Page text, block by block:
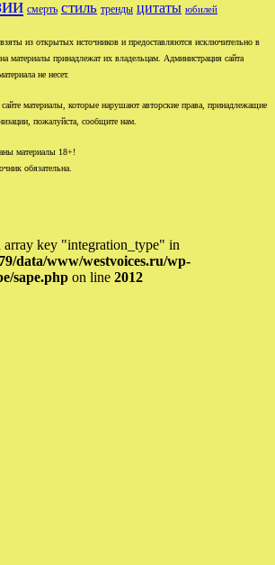
смерть стиль тренды цитаты юбилей
из открытых источников и предоставляются исключительно в
материалы принадлежат их владельцам. Администрация сайта
не несет.
материалы, которые нарушают авторские права, принадлежащие
пожалуйста, сообщите нам.
материалы 18+!
обязательна.
array key "integration_type" in
data/www/westvoices.ru/wp-
sape.php on line 2012